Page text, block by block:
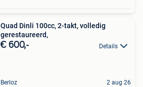
Quad Dinli 100cc, 2-takt, volledig
gerestaureerd,
€ 600,- Details
Berloz 2 aug 26